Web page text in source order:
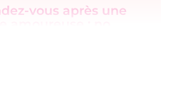
vous après une